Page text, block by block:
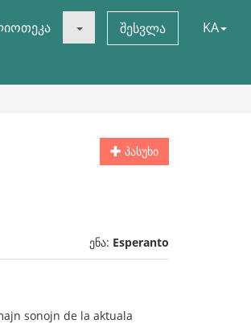
შესვლა KA
პასუხი
ენა: Esperanto
sonojn de la aktuala